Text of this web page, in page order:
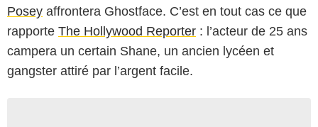
Posey affrontera Ghostface. C’est en tout cas ce que
rapporte The Hollywood Reporter : l’acteur de 25 ans
campera un certain Shane, un ancien lycéen et
gangster attiré par l’argent facile.